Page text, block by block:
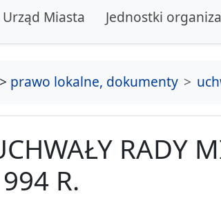
Urząd Miasta Jednostki
strona główna
> prawo lokalne, dokumenty
RADY
R.